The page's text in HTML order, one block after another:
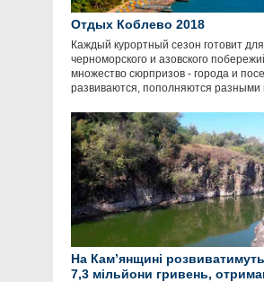
Отдых Коблево 2018
Каждый курортный сезон готовит
черноморского и азовского
множество сюрпризов - города и
развиваются, пополняются разными
На Кам’янщині
7,3 мільйони гривень,